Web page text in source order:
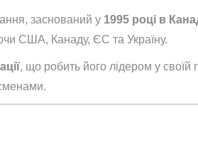
заснований у 1995 році в
США, Канаду, ЄС та Україну.
, що робить його лідером у своїй